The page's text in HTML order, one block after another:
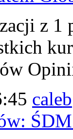
z 1
caleb